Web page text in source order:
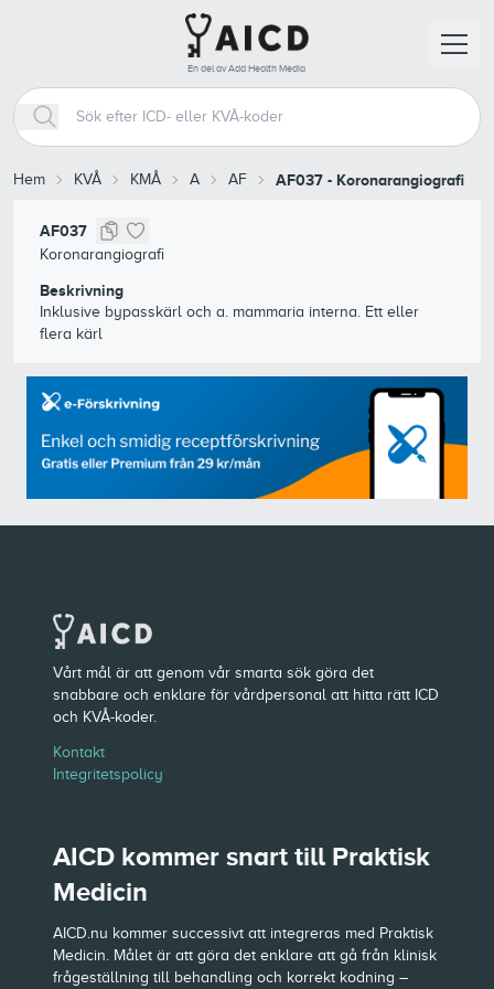
En del av Add Health Media
Hem KVÅ KMÅ A AF AF037 - Koronarangiografi
AF037
Koronarangiografi
Beskrivning
Inklusive bypasskärl och a. mammaria interna. Ett eller
flera kärl
Vårt mål är att genom vår smarta sök göra det
snabbare och enklare för vårdpersonal att hitta rätt ICD
och KVÅ-koder.
Kontakt
Integritetspolicy
AICD kommer snart till Praktisk
Medicin
AICD.nu kommer successivt att integreras med Praktisk
Medicin. Målet är att göra det enklare att gå från klinisk
frågeställning till behandling och korrekt kodning –